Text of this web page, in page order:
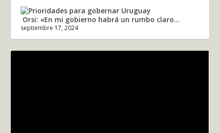
Orsi: «En mi gobierno habrá un rumbo claro...
septiembre 17, 2024